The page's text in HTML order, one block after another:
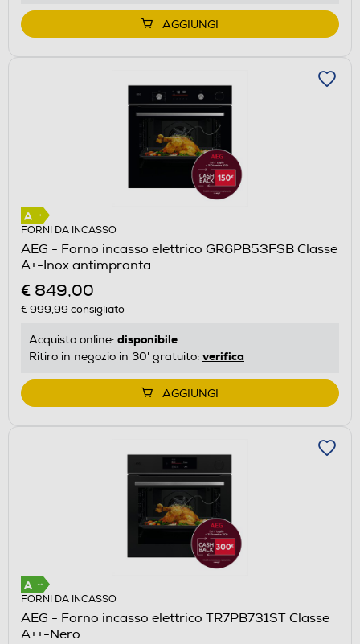
AGGIUNGI
FORNI DA INCASSO
AEG - Forno incasso elettrico GR6PB53FSB Classe
A+-Inox antimpronta
€ 849,00
€ 999,99 consigliato
Acquisto online: disponibile
Ritiro in negozio in 30' gratuito: verifica
AGGIUNGI
FORNI DA INCASSO
AEG - Forno incasso elettrico TR7PB731ST Classe
A++-Nero